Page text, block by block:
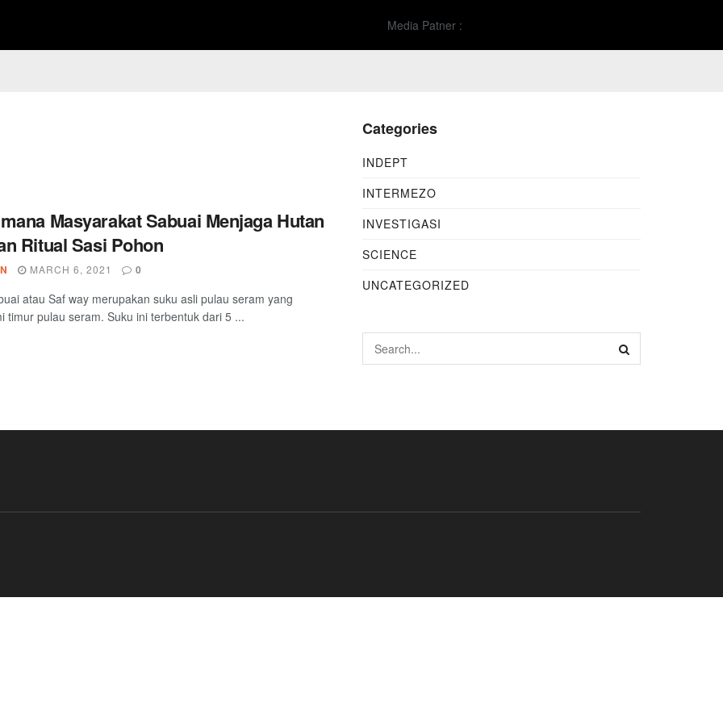
Media Patner :
Masyarakat Sabuai Menjaga Hutan
Ritual Sasi Pohon
MARCH 6, 2021 0
atau Saf way merupakan suku asli pulau seram yang
timur pulau seram. Suku ini terbentuk dari 5 ...
Categories
INDEPT
INTERMEZO
INVESTIGASI
SCIENCE
UNCATEGORIZED